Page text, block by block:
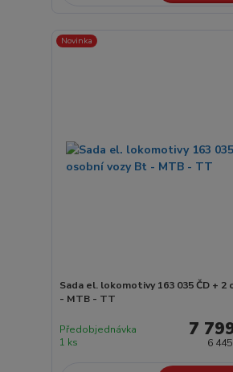
Novinka
Sada el. lokomotivy 163 035 ČD + 2
- MTB - TT
7
6
Předobjednávka
1 ks